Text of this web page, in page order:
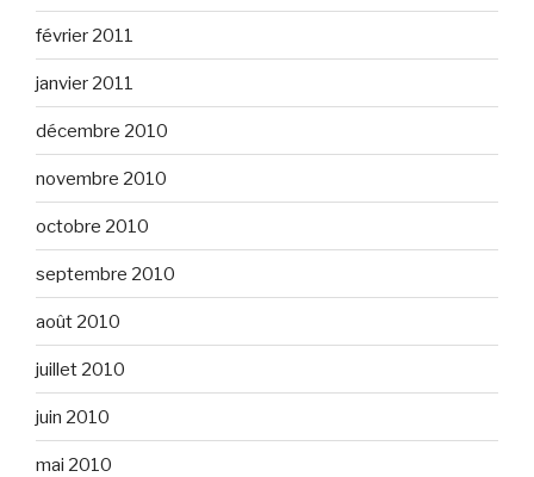
février 2011
janvier 2011
décembre 2010
novembre 2010
octobre 2010
septembre 2010
août 2010
juillet 2010
juin 2010
mai 2010